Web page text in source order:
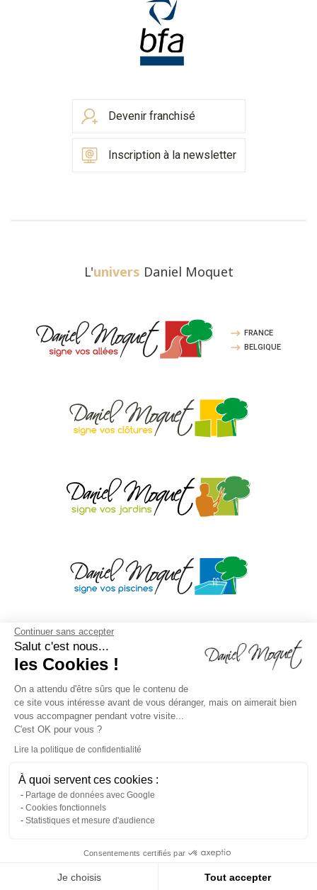
Continuer sans accepter
Salut c'est nous...
les Cookies !
On a attendu d'être sûrs que le contenu de
ce site vous intéresse avant de vous déranger, mais on aimerait bien
vous accompagner pendant votre visite...
C'est OK pour vous ?
Lire la politique de confidentialité
À quoi servent ces cookies :
Partage de données avec Google
Cookies fonctionnels
Statistiques et mesure d'audience
Consentements certifiés par
Je choisis Tout accepter
Devenir franchisé
Inscription à la newsletter
L'univers Daniel Moquet
FRANCE
BELGIQUE
Mentions légales Droit à l'oubli
communication